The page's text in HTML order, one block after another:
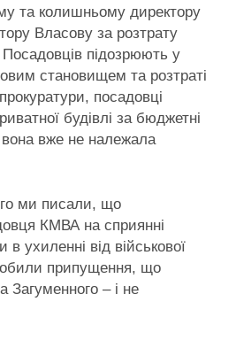
та колишньому директору
Власову за розтрату
підозрюють у
становищем та розтраті
посадовці
будівлі за бюджетні
вже не належала
ми писали, що
КМВА на сприянні
ухиленні від військової
припущення, що
Загуменного – і не